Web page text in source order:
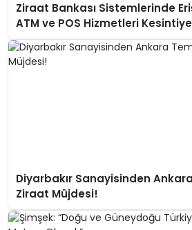
Ziraat Bankası Sistemlerinde
ATM ve POS Hizmetleri
Diyarbakır Sanayisinden Ankara
Ziraat Müjdesi!